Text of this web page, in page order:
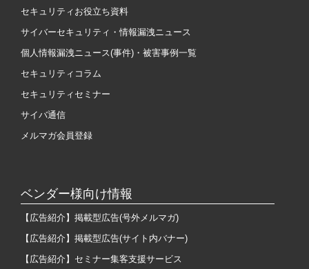
セキュリティお役立ち資料
サイバーセキュリティ・情報漏洩ニュース
個人情報漏洩ニュース(事件)・被害事例一覧
セキュリティコラム
セキュリティセミナー
サイバ通信
メルマガ会員登録
ベンダー様向け情報
【広告紹介】掲載型広告(号外メルマガ)
【広告紹介】掲載型広告(サイト内バナー)
【広告紹介】セミナー集客支援サービス